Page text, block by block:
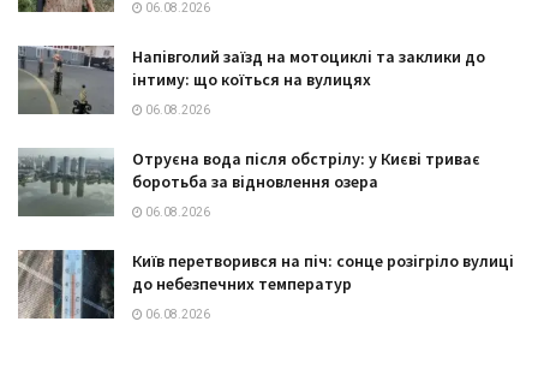
06.08.2026
Напівголий заїзд на мотоциклі та заклики до
інтиму: що коїться на вулицях
06.08.2026
Отруєна вода після обстрілу: у Києві триває
боротьба за відновлення озера
06.08.2026
Київ перетворився на піч: сонце розігріло вулиці
до небезпечних температур
06.08.2026